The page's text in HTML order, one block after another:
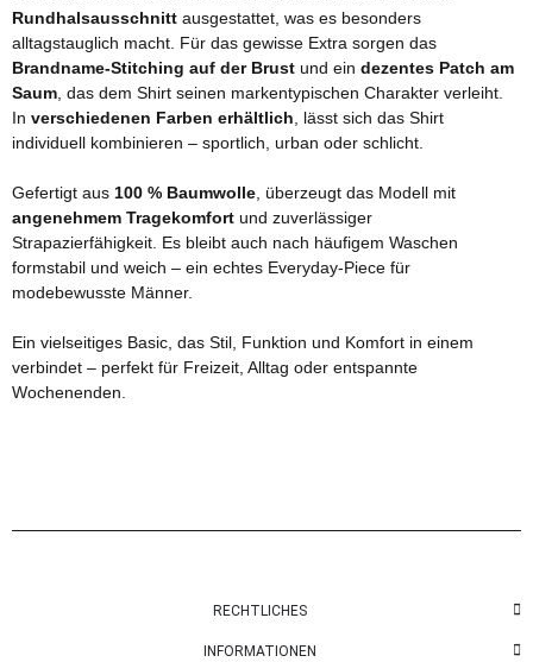
Rundhalsausschnitt ausgestattet, was es besonders
alltagstauglich macht. Für das gewisse Extra sorgen das
Brandname-Stitching auf der Brust und ein dezentes Patch am
Saum, das dem Shirt seinen markentypischen Charakter verleiht.
In verschiedenen Farben erhältlich, lässt sich das Shirt
individuell kombinieren – sportlich, urban oder schlicht.
Gefertigt aus 100 % Baumwolle, überzeugt das Modell mit
angenehmem Tragekomfort und zuverlässiger
Strapazierfähigkeit. Es bleibt auch nach häufigem Waschen
formstabil und weich – ein echtes Everyday-Piece für
modebewusste Männer.
Ein vielseitiges Basic, das Stil, Funktion und Komfort in einem
verbindet – perfekt für Freizeit, Alltag oder entspannte
Wochenenden.
RECHTLICHES
INFORMATIONEN